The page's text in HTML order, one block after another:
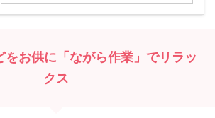
お供に「ながら作業」でリラッ
クス